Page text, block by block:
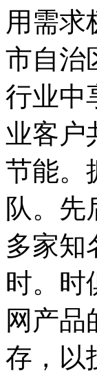
用需求
市自治
行业中
业客户
节能。
队。先
多家知
时。时
网产品
存，以